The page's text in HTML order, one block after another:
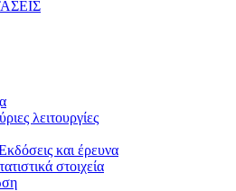
λειτουργίες
και έρευνα
στοιχεία